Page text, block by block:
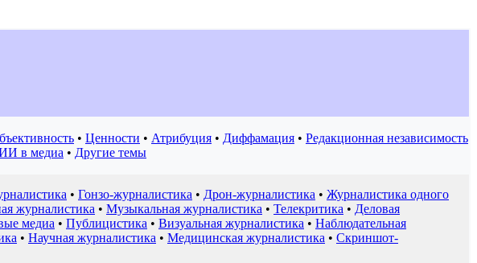
• Ценности • Атрибуция • Диффамация • Редакционная независимость
в медиа • Другие темы
• Гонзо-журналистика • Дрон-журналистика • Журналистика одного
журналистика • Музыкальная журналистика • Телекритика • Деловая
медиа • Публицистика • Визуальная журналистика • Наблюдательная
• Научная журналистика • Медицинская журналистика • Скриншот-